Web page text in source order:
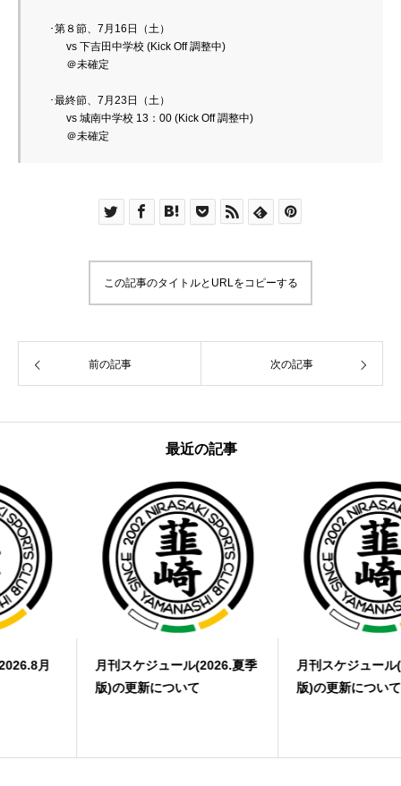
･第８節、7月16日（土）
vs 下吉田中学校 (Kick Off 調整中)
＠未確定
･最終節、7月23日（土）
vs 城南中学校 13：00 (Kick Off 調整中)
＠未確定
この記事のタイトルとURLをコピーする
前の記事 次の記事
最近の記事
月刊スケジュール(2026.夏季
版)の更新について
月刊スケジュール(2026.7月
版)の更新について